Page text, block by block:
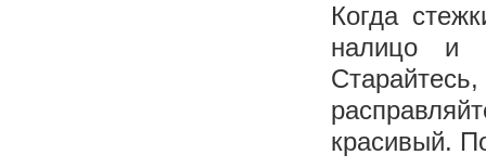
Когда
налицо и
красивый.